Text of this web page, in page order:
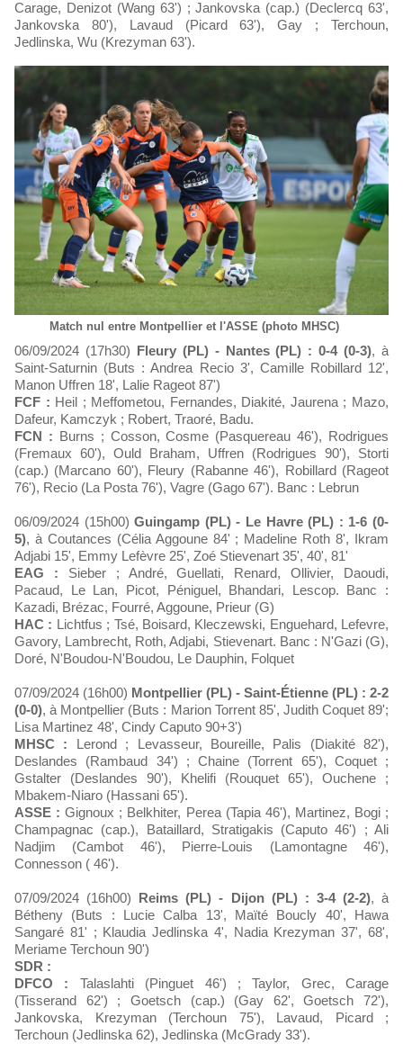
Carage, Denizot (Wang 63') ; Jankovska (cap.) (Declercq 63',
Jankovska 80'), Lavaud (Picard 63'), Gay ; Terchoun,
Jedlinska, Wu (Krezyman 63').
Match nul entre Montpellier et l'ASSE (photo MHSC)
06/09/2024 (17h30) Fleury (PL) - Nantes (PL) : 0-4 (0-3), à
Saint-Saturnin (Buts : Andrea Recio 3', Camille Robillard 12',
Manon Uffren 18', Lalie Rageot 87')
FCF : Heil ; Meffometou, Fernandes, Diakité, Jaurena ; Mazo,
Dafeur, Kamczyk ; Robert, Traoré, Badu.
FCN : Burns ; Cosson, Cosme (Pasquereau 46'), Rodrigues
(Fremaux 60'), Ould Braham, Uffren (Rodrigues 90'), Storti
(cap.) (Marcano 60'), Fleury (Rabanne 46'), Robillard (Rageot
76'), Recio (La Posta 76'), Vagre (Gago 67'). Banc : Lebrun
06/09/2024 (15h00)Guingamp (PL) - Le Havre (PL) : 1-6 (0-
5), à Coutances (Célia Aggoune 84' ; Madeline Roth 8', Ikram
Adjabi 15', Emmy Lefèvre 25', Zoé Stievenart 35', 40', 81'
EAG : Sieber ; André, Guellati, Renard, Ollivier, Daoudi,
Pacaud, Le Lan, Picot, Péniguel, Bhandari, Lescop. Banc :
Kazadi, Brézac, Fourré, Aggoune, Prieur (G)
HAC : Lichtfus ; Tsé, Boisard, Kleczewski, Enguehard, Lefevre,
Gavory, Lambrecht, Roth, Adjabi, Stievenart. Banc : N'Gazi (G),
Doré, N'Boudou-N'Boudou, Le Dauphin, Folquet
07/09/2024 (16h00) Montpellier (PL) - Saint-Étienne (PL) : 2-2
(0-0), à Montpellier (Buts : Marion Torrent 85', Judith Coquet 89';
Lisa Martinez 48', Cindy Caputo 90+3')
MHSC : Lerond ; Levasseur, Boureille, Palis (Diakité 82'),
Deslandes (Rambaud 34') ; Chaine (Torrent 65'), Coquet ;
Gstalter (Deslandes 90'), Khelifi (Rouquet 65'), Ouchene ;
Mbakem-Niaro (Hassani 65').
ASSE : Gignoux ; Belkhiter, Perea (Tapia 46'), Martinez, Bogi ;
Champagnac (cap.), Bataillard, Stratigakis (Caputo 46') ; Ali
Nadjim (Cambot 46'), Pierre-Louis (Lamontagne 46'),
Connesson ( 46').
07/09/2024 (16h00) Reims (PL) - Dijon (PL) : 3-4 (2-2), à
Bétheny (Buts : Lucie Calba 13', Maïté Boucly 40', Hawa
Sangaré 81' ; Klaudia Jedlinska 4', Nadia Krezyman 37', 68',
Meriame Terchoun 90')
SDR :
DFCO : Talaslahti (Pinguet 46') ; Taylor, Grec, Carage
(Tisserand 62') ; Goetsch (cap.) (Gay 62', Goetsch 72'),
Jankovska, Krezyman (Terchoun 75'), Lavaud, Picard ;
Terchoun (Jedlinska 62), Jedlinska (McGrady 33').